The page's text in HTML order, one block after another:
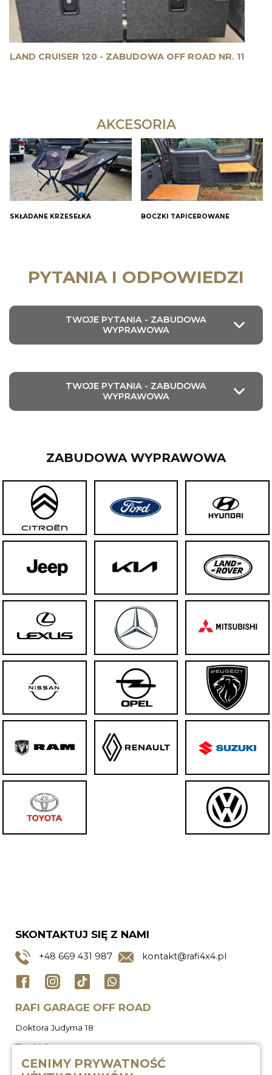
LAND CRUISER 120 - ZABUDOWA OFF ROAD NR. 11
AKCESORIA
SKŁADANE KRZESEŁKA BOCZKI TAPICEROWANE
PYTANIA I ODPOWIEDZI
TWOJE PYTANIA - ZABUDOWA
WYPRAWOWA
TWOJE PYTANIA - ZABUDOWA
WYPRAWOWA
ZABUDOWA WYPRAWOWA
SKONTAKTUJ SIĘ Z NAMI
+48 669 431 987 kontakt@rafi4x4.pl
RAFI GARAGE OFF ROAD
Doktora Judyma 18
71-466 Szczecin
CENIMY PRYWATNOŚĆ